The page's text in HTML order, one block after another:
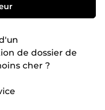
de dossier de
cher ?